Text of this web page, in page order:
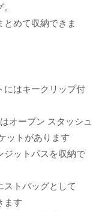
めて収納できま
にはキークリップ付
オープン スタッシュ
ットがあります
ジットパスを収納で
ストバッグとして
ます